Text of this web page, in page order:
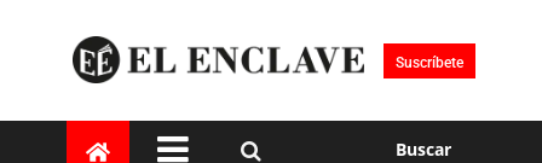
Suscríbete
Buscar